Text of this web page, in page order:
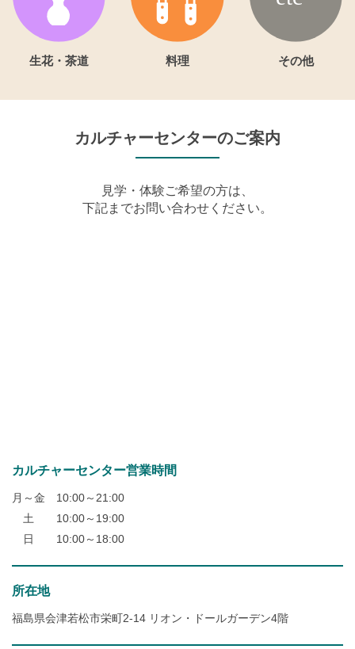
生花・茶道 料理 その他
カルチャーセンターのご案内
見学・体験ご希望の方は、
下記までお問い合わせください。
カルチャーセンター営業時間
月～金 10:00～21:00
土 10:00～19:00
日 10:00～18:00
所在地
福島県会津若松市栄町2-14 リオン・ドールガーデン4階